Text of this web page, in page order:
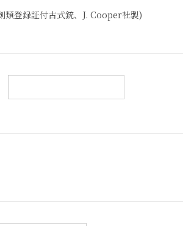
類登録証付古式銃、J. Cooper社製)